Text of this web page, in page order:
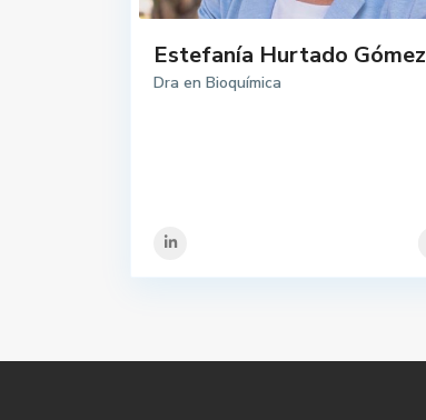
Estefanía Hurtado Gómez
Dra en Bioquímica